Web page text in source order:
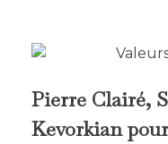
Pierre Clairé,
Kevorkian